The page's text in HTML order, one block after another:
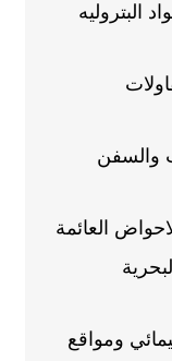
العائمة
ومواقع